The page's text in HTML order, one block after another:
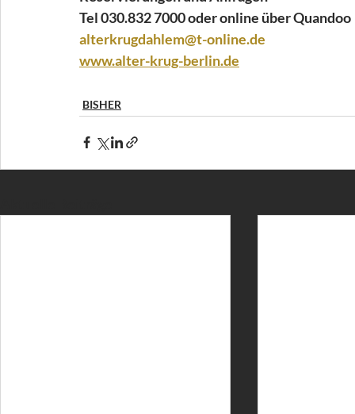
Tel 030.832 7000 oder online über Quandoo
alterkrugdahlem@t-online.de
www.alter-krug-berlin.de
BISHER